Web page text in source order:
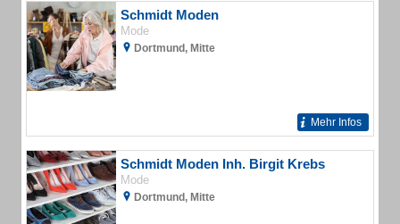
Schmidt Moden
Mode
Dortmund, Mitte
Mehr Infos
Schmidt Moden Inh. Birgit Krebs
Mode
Dortmund, Mitte